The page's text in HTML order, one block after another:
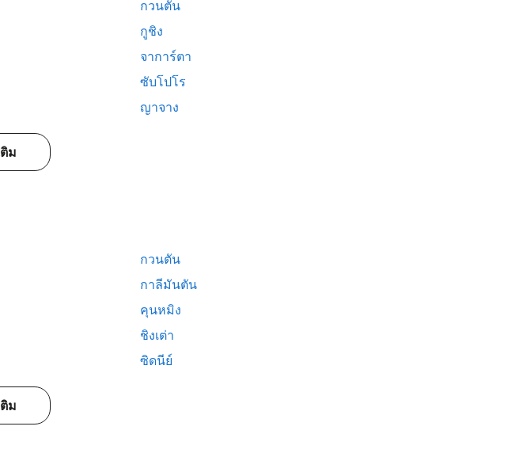
กวนตัน
กูชิง
จาการ์ตา
ซับโปโร
ญาจาง
ม
กวนตัน
กาลีมันตัน
คุนหมิง
ชิงเต่า
ซิดนีย์
ม